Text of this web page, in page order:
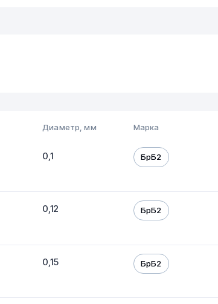
Диаметр, мм Марка
0,1 БрБ2
0,12 БрБ2
0,15 БрБ2